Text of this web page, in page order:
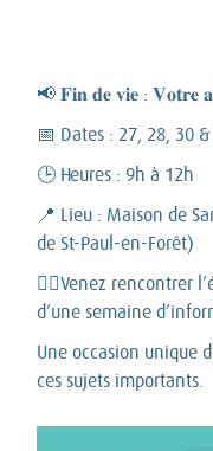
📢 𝐅𝐢𝐧 𝐝𝐞 𝐯𝐢𝐞 : 𝐕𝐨𝐭𝐫𝐞
📅 Dates : 27, 28, 30
🕒 Heures : 9h à 12h
📍 Lieu : Maison de
de St-Paul-en-Forêt)
👨‍⚕️Venez rencontrer
d’une semaine
Une occasion unique
ces sujets importants.